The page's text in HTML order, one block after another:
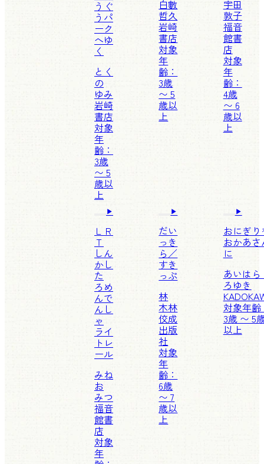
うぐ
うパ
ーク
へゆ
く
とく
の
ゆみ
岩崎
書店
対象
年
齢：
3歳
〜 5
歳以
上
白數
哲久
岩崎
書店
対象
年
齢：
3歳
〜 5
歳以
上
宇田
敦子
福音
館書
店
対象
年
齢：
4歳
〜 6
歳以
上
ＬＲ
Ｔ
しん
かし
た
ろめ
んで
んし
ゃ
ライ
トレ
ール
みね
お
みつ
福音
館書
店
対象
年
だい
っき
ら／
すき
っぷ
林
木林
佼成
出版
社
対象
年
齢：
6歳
〜 7
歳以
上
おにぎり
おかあさ
に
あいはら
ろゆき
対象年齢
3歳 〜 5
以上